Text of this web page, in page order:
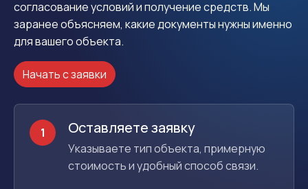
согласование условий и получение средств. Мы
заранее объясняем, какие документы нужны именно
для вашего объекта.
Начать с заявки
1 Оставляете заявку
Указываете тип объекта, примерную
стоимость и удобный способ связи.